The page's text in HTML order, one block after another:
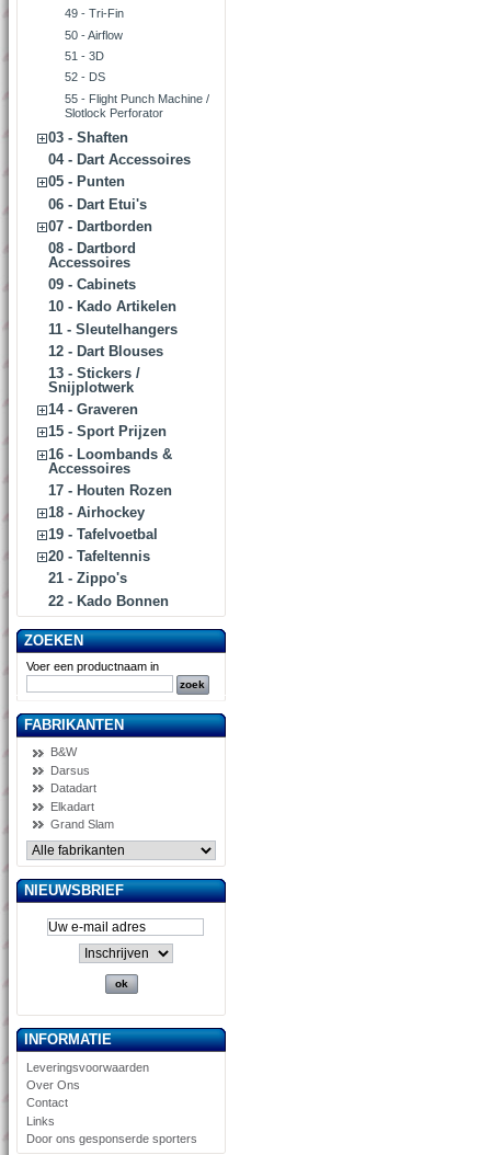
49 - Tri-Fin
50 - Airflow
51 - 3D
52 - DS
55 - Flight Punch Machine /
Slotlock Perforator
03 - Shaften
04 - Dart Accessoires
05 - Punten
06 - Dart Etui's
07 - Dartborden
08 - Dartbord
Accessoires
09 - Cabinets
10 - Kado Artikelen
11 - Sleutelhangers
12 - Dart Blouses
13 - Stickers /
Snijplotwerk
14 - Graveren
15 - Sport Prijzen
16 - Loombands &
Accessoires
17 - Houten Rozen
18 - Airhockey
19 - Tafelvoetbal
20 - Tafeltennis
21 - Zippo's
22 - Kado Bonnen
ZOEKEN
Voer een productnaam in
FABRIKANTEN
B&W
Darsus
Datadart
Elkadart
Grand Slam
NIEUWSBRIEF
INFORMATIE
Leveringsvoorwaarden
Over Ons
Contact
Links
Door ons gesponserde sporters